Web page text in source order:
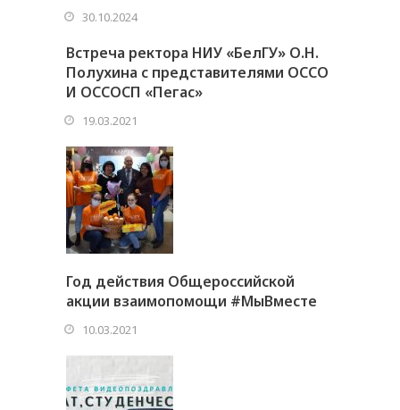
30.10.2024
Встреча ректора НИУ «БелГУ» О.Н.
Полухина с представителями ОССО
И ОССОСП «Пегас»
19.03.2021
Год действия Общероссийской
акции взаимопомощи #МыВместе
10.03.2021